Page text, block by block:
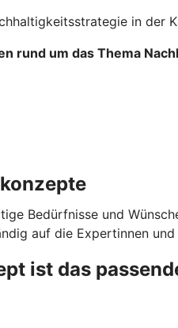
in der
rund um das Thema
Bedürfnisse und
auf die Expertinnen
ist das